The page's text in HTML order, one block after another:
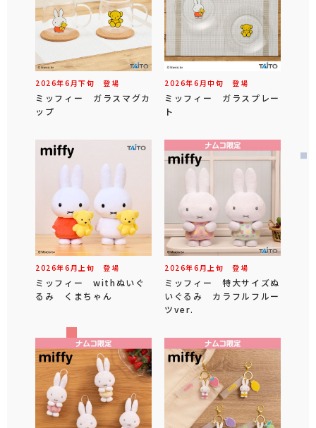
2026年6 月下旬 登場
ミッフィー ガラスマグカ
ップ
2026年6 月中旬 登場
ミッフィー ガラスプレー
ト
2026年6 月 上旬 登場
ミッフィー withぬいぐ
るみ くまちゃん
2026年6 月 上旬 登場
ミッフィー 特大サイズぬ
いぐるみ カラフルフルー
ツver.